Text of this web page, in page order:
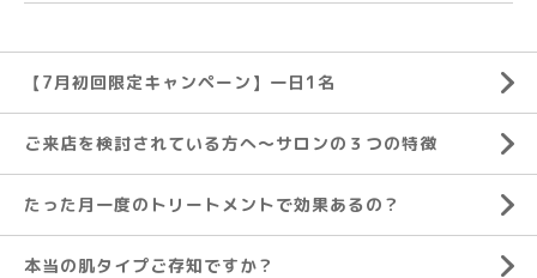
【7月初回限定キャンペーン】一日1名
ご来店を検討されている方へ～サロンの３つの特徴
たった月一度のトリートメントで効果あるの？
本当の肌タイプご存知ですか？